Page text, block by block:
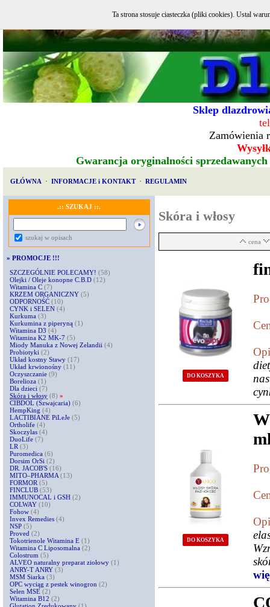
Sklep
Zamówienia
Gwarancja oryginalności
GŁÓWNA · INFORMACJE i KONTAKT · REGULAMIN
.:: SZUKAJ ::.
szukaj w opisach
» PROMOCJE !!!
SZCZEGÓLNIE POLECAMY! (58)
Olejki / Oleje konopne C.B.D (12)
Witamina C (7)
KRZEM ORGANICZNY (5)
ODPORNOŚĆ (10)
CYNK i SELEN (4)
Kurkuma (3)
Kurkumina z piperyną (1)
Witamina D3 (4)
Witamina K2 MK-7 (5)
Miody Manuka z Nowej Zelandii (4)
Probiotyki (2)
Układ kostny Stawy (17)
Układ krwionośny (11)
Oczyszczanie (9)
Borelioza (1)
Dla dzieci (7)
Skóra i włosy (8) »
CIBDOL (Szwajcaria) (6)
HempKing (4)
LACTIBIANE PiLeJe (5)
Ortholife (4)
Skoczylas (4)
DuoLife (7)
LR (3)
Puromedica (6)
Dorsim OrSi (2)
DR. JACOB'S (16)
MITO–PHARMA (13)
FORMOR (5)
FINCLUB (53)
IMMUNOCAL i GSH (2)
COLWAY (10)
Fohow (4)
Invex Remedies (4)
NSP (5)
Proved (2)
Tokotrienole Witamina E (1)
Witamina C Liposomalna (2)
Colostrum (5)
ALVEO naturalny preparat ziołowy (1)
ANRY-T ANRY (3)
MSM Siarka (3)
OPC wyciąg z pestek winogron (2)
Selen MSE (2)
Witamina B12 (2)
Skóra i włosy
cena
DO KOSZYKA
DO KOSZYKA
Ta strona stosuje ciasteczka (pliki cookies). Ustal